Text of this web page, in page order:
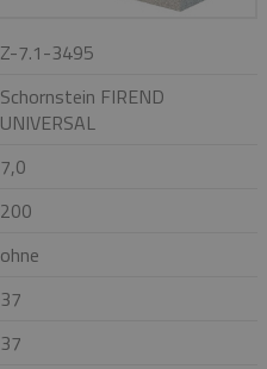
Z-7.1-3495
Schornstein FIREND
UNIVERSAL
7,0
200
ohne
37
37